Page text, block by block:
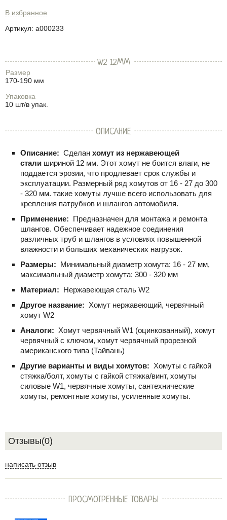
В избранное
Артикул: a000233
W2 12ММ
Размер
170-190 мм
Упаковка
10 шт/в упак.
ОПИСАНИЕ
Описание: Сделан хомут из нержавеющей
стали шириной 12 мм. Этот хомут не боится влаги, не
поддается эрозии, что продлевает срок службы и
эксплуатации. Размерный ряд хомутов от 16 - 27 до 300
- 320 мм. такие хомуты лучше всего использовать для
крепления патрубков и шлангов автомобиля.
Применение: Предназначен для монтажа и ремонта
шлангов. Обеспечивает надежное соединения
различных труб и шлангов в условиях повышенной
влажности и больших механических нагрузок.
Размеры: Минимальный диаметр хомута: 16 - 27 мм,
максимальный диаметр хомута: 300 - 320 мм
Материал: Нержавеющая сталь W2
Другое название: Хомут нержавеющий, червячный
хомут W2
Аналоги: Хомут червячный W1 (оцинкованный), хомут
червячный с ключом, хомут червячный прорезной
американского типа (Тайвань)
Другие варианты и виды хомутов: Хомуты с гайкой
стяжка/болт, хомуты с гайкой стяжка/винт, хомуты
силовые W1, червячные хомуты, сантехнические
хомуты, ремонтные хомуты, усиленные хомуты.
Отзывы(0)
написать отзыв
ПРОСМОТРЕННЫЕ ТОВАРЫ